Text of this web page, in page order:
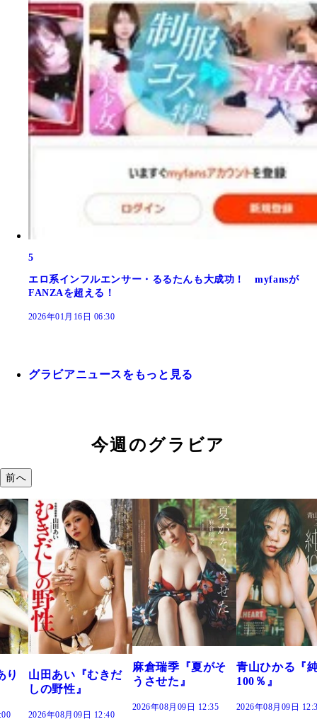
5
エロ系インフルエンサー・るるたんも大成功！ myfansが
FANZAを超える！
2026年01月16日 06:30
グラビアニュースをもっと見る
今週のグラビア
前へ
きだ
12:40
麻倉瑞季『夏がそ
うさせた』
青山ひかる『純度
100％』
2026年08月09日 12:30
溝端 葵『
つの、あお
で。』
2026年08月09